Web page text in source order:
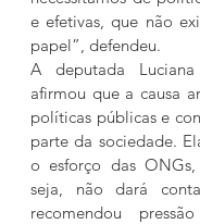
e efetivas, que não
papel”, defendeu.
A deputada Luciana
afirmou que a causa
políticas públicas e
parte da sociedade.
o esforço das
seja, não dará
recomendou